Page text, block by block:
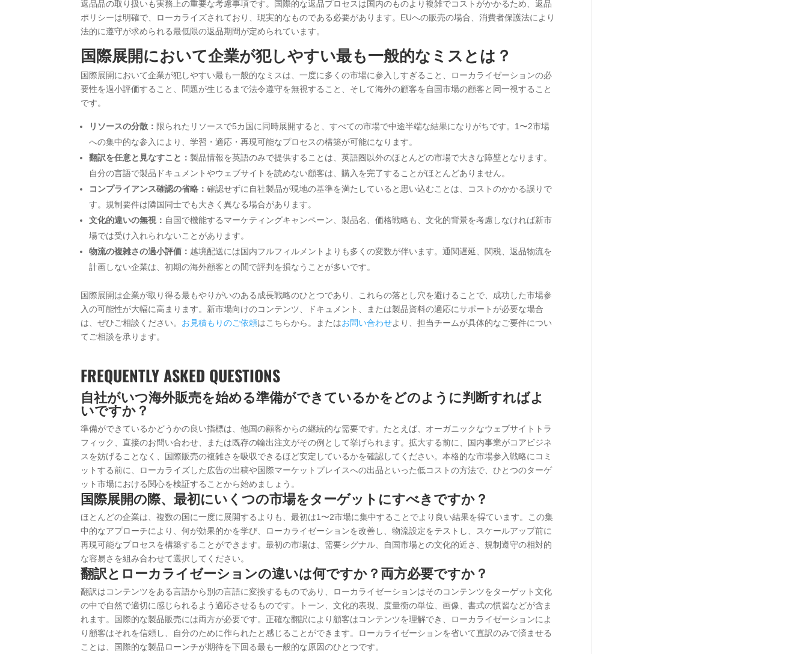
返品品の取り扱いも実務上の重要な考慮事項です。国際的な返品プロセスは国内のものより複雑でコストがかかるため、返品
ポリシーは明確で、ローカライズされており、現実的なものである必要があります。EUへの販売の場合、消費者保護法により
法的に遵守が求められる最低限の返品期間が定められています。
国際展開において企業が犯しやすい最も一般的なミスとは？
国際展開において企業が犯しやすい最も一般的なミスは、一度に多くの市場に参入しすぎること、ローカライゼーションの必
要性を過小評価すること、問題が生じるまで法令遵守を無視すること、そして海外の顧客を自国市場の顧客と同一視すること
です。
リソースの分散： 限られたリソースで5カ国に同時展開すると、すべての市場で中途半端な結果になりがちです。1〜2市場
への集中的な参入により、学習・適応・再現可能なプロセスの構築が可能になります。
翻訳を任意と見なすこと：製品情報を英語のみで提供することは、英語圏以外のほとんどの市場で大きな障壁となります。
自分の言語で製品ドキュメントやウェブサイトを読めない顧客は、購入を完了することがほとんどありません。
コンプライアンス確認の省略：確認せずに自社製品が現地の基準を満たしていると思い込むことは、コストのかかる誤りで
す。規制要件は隣国同士でも大きく異なる場合があります。
文化的違いの無視： 自国で機能するマーケティングキャンペーン、製品名、価格戦略も、文化的背景を考慮しなければ新市
場では受け入れられないことがあります。
物流の複雑さの過小評価： 越境配送には国内フルフィルメントよりも多くの変数が伴います。通関遅延、関税、返品物流を
計画しない企業は、初期の海外顧客との間で評判を損なうことが多いです。
国際展開は企業が取り得る最もやりがいのある成長戦略のひとつであり、これらの落とし穴を避けることで、成功した市場参
入の可能性が大幅に高まります。新市場向けのコンテンツ、ドキュメント、または製品資料の適応にサポートが必要な場合
は、ぜひご相談ください。 お見積もりのご依頼はこちらから。またはお問い合わせより、担当チームが具体的なご要件につい
てご相談を承ります。
FREQUENTLY ASKED QUESTIONS
自社がいつ海外販売を始める準備ができているかをどのように判断すればよ
いですか？
準備ができているかどうかの良い指標は、他国の顧客からの継続的な需要です。たとえば、オーガニックなウェブサイトトラ
フィック、直接のお問い合わせ、または既存の輸出注文がその例として挙げられます。拡大する前に、国内事業がコアビジネ
スを妨げることなく、国際販売の複雑さを吸収できるほど安定しているかを確認してください。本格的な市場参入戦略にコミ
ットする前に、ローカライズした広告の出稿や国際マーケットプレイスへの出品といった低コストの方法で、ひとつのターゲ
ット市場における関心を検証することから始めましょう。
国際展開の際、最初にいくつの市場をターゲットにすべきですか？
ほとんどの企業は、複数の国に一度に展開するよりも、最初は1〜2市場に集中することでより良い結果を得ています。この集
中的なアプローチにより、何が効果的かを学び、ローカライゼーションを改善し、物流設定をテストし、スケールアップ前に
再現可能なプロセスを構築することができます。最初の市場は、需要シグナル、自国市場との文化的近さ、規制遵守の相対的
な容易さを組み合わせて選択してください。
翻訳とローカライゼーションの違いは何ですか？両方必要ですか？
翻訳はコンテンツをある言語から別の言語に変換するものであり、ローカライゼーションはそのコンテンツをターゲット文化
の中で自然で適切に感じられるよう適応させるものです。トーン、文化的表現、度量衡の単位、画像、書式の慣習などが含ま
れます。国際的な製品販売には両方が必要です。正確な翻訳により顧客はコンテンツを理解でき、ローカライゼーションによ
り顧客はそれを信頼し、自分のために作られたと感じることができます。ローカライゼーションを省いて直訳のみで済ませる
ことは、国際的な製品ローンチが期待を下回る最も一般的な原因のひとつです。